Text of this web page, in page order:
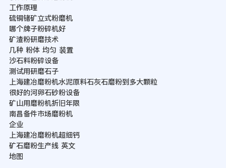
工作原理
硫铜锗矿立式粉磨机
哪个牌子粉碎机好
矿渣粉研磨技术
几种 粉体 均匀 装置
沙石料粉碎设备
测试用研磨石子
上海建冶磨粉机水泥原料石灰石磨粉到多大颗粒
很好的河卵石砂粉设备
矿山用磨粉机折旧年限
南昌备件市场磨粉机
企业
上海建冶磨粉机超细钙
矿石磨粉生产线 英文
地图